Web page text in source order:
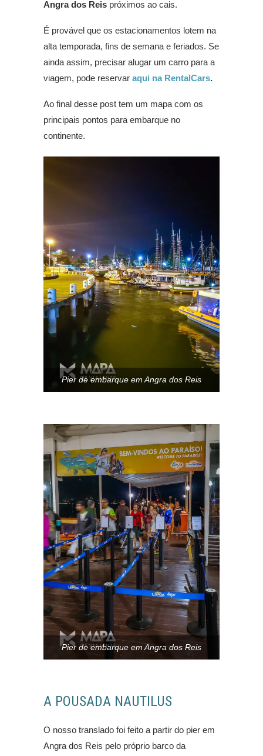
Angra dos Reis próximos ao cais.
É provável que os estacionamentos lotem na
alta temporada, fins de semana e feriados. Se
ainda assim, precisar alugar um carro para a
viagem, pode reservar aqui na RentalCars.
Ao final desse post tem um mapa com os
principais pontos para embarque no
continente.
Pier de embarque em Angra dos Reis
Pier de embarque em Angra dos Reis
A POUSADA NAUTILUS
O nosso translado foi feito a partir do pier em
Angra dos Reis pelo próprio barco da